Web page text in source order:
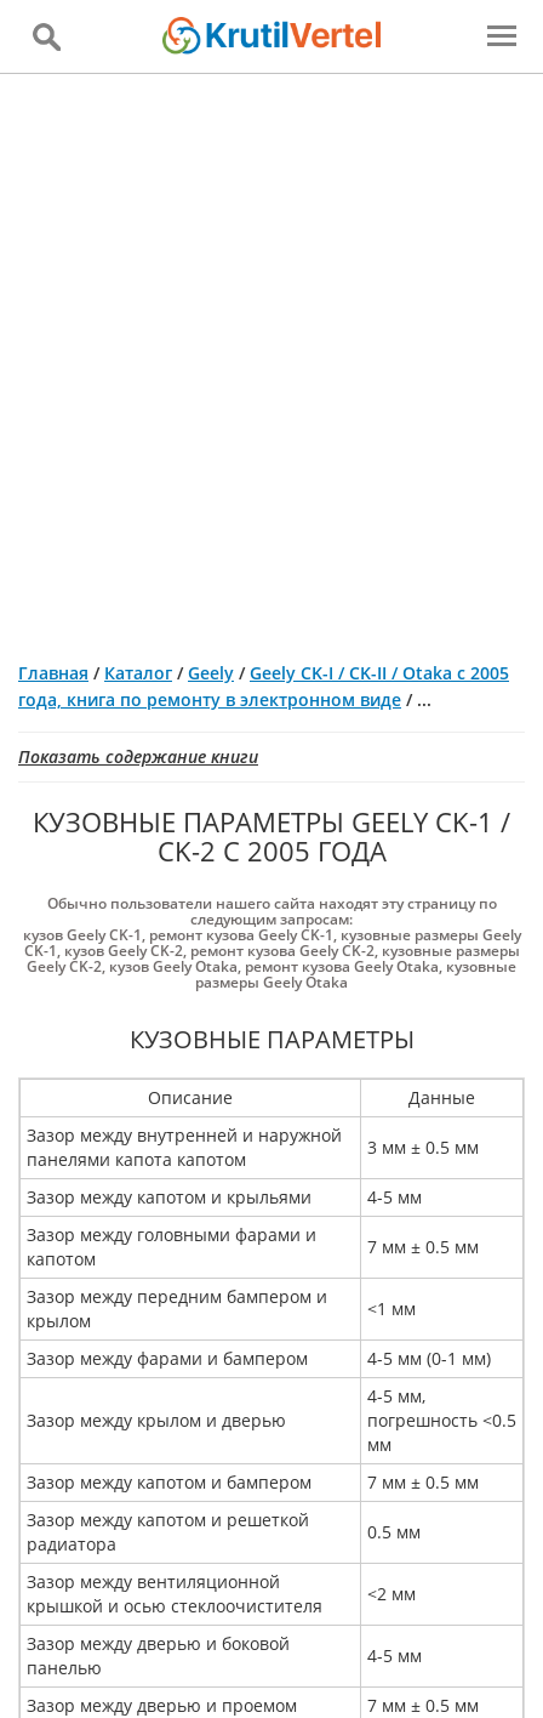
Главная / Каталог /Geely /Geely CK-I / CK-II / Otaka с 2005
года, книга по ремонту в электронном виде / ...
Показать содержание книги
КУЗОВНЫЕ ПАРАМЕТРЫ GEELY CK-1 /
CK-2 С 2005 ГОДА
Обычно пользователи нашего сайта находят эту страницу по
следующим запросам:
кузов Geely CK-1, ремонт кузова Geely CK-1, кузовные размеры Geely
CK-1, кузов Geely CK-2, ремонт кузова Geely CK-2, кузовные размеры
Geely CK-2, кузов Geely Otaka, ремонт кузова Geely Otaka, кузовные
размеры Geely Otaka
КУЗОВНЫЕ ПАРАМЕТРЫ
Описание
Данные
Зазор между внутренней и наружной
панелями капота капотом
3 мм ± 0.5 мм
Зазор между капотом и крыльями
4-5 мм
Зазор между головными фарами и
капотом
7 мм ± 0.5 мм
Зазор между передним бампером и
крылом
<1 мм
Зазор между фарами и бампером 4-5 мм (0-1 мм)
Зазор между крылом и дверью
4-5 мм,
погрешность <0.5
мм
Зазор между капотом и бампером
7 мм ± 0.5 мм
Зазор между капотом и решеткой
радиатора
0.5 мм
Зазор между вентиляционной
крышкой и осью стеклоочистителя
<2 мм
Зазор между дверью и боковой
панелью
4-5 мм
Зазор между дверью и проемом
7 мм ± 0.5 мм